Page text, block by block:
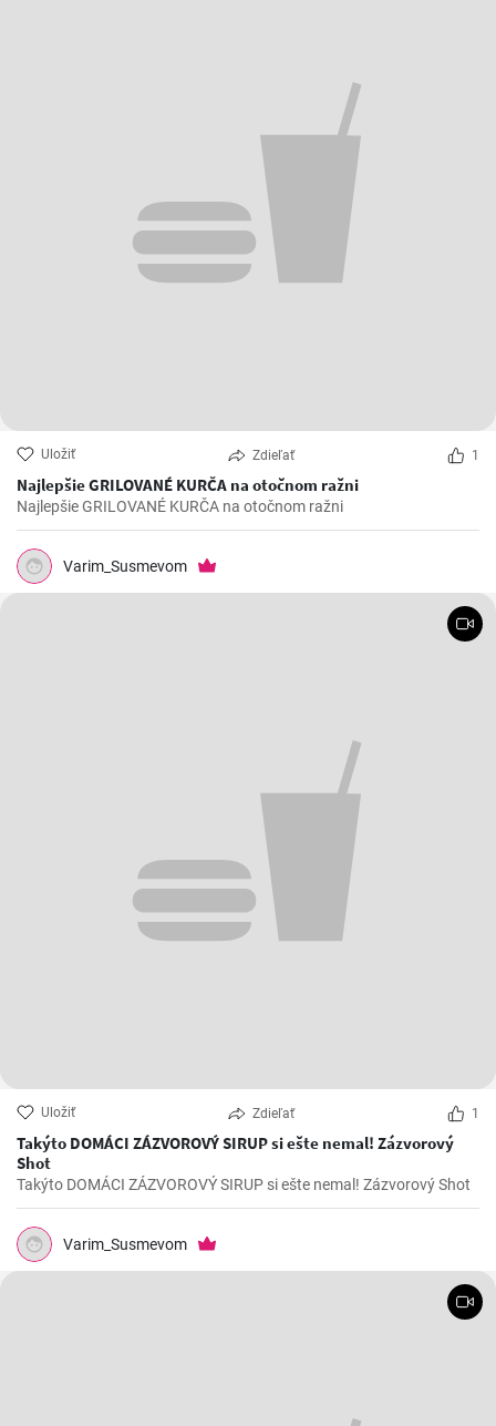
Uložiť Zdieľať 1
Najlepšie GRILOVANÉ KURČA na otočnom ražni
Najlepšie GRILOVANÉ KURČA na otočnom ražni
Varim_Susmevom
Uložiť Zdieľať 1
Takýto DOMÁCI ZÁZVOROVÝ SIRUP si ešte nemal! Zázvorový
Shot
Takýto DOMÁCI ZÁZVOROVÝ SIRUP si ešte nemal! Zázvorový Shot
Varim_Susmevom